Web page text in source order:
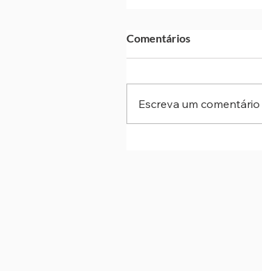
Comentários
Escreva um comentário